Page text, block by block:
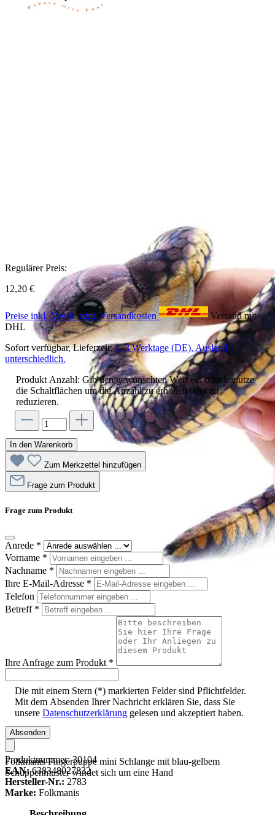
Folkmanis Fingerpuppe mini Schlange mit blau-gelbem
Schuppenmuster windet sich um eine Hand
Regulärer Preis:
12,20 €
Preise inkl. MwSt. zzgl. Versandkosten
Versand mit
DHL
Sofort verfügbar, Lieferzeit:1–3 Werktage (DE), Ausland
unterschiedlich.
Produkt Anzahl: Gib den gewünschten Wert ein oder benutze
die Schaltflächen um die Anzahl zu erhöhen oder zu
reduzieren.
In den Warenkorb
Zum Merkzettel hinzufügen
Frage zum Produkt
Frage zum Produkt
Anrede *
Vorname *
Nachname *
Ihre E-Mail-Adresse *
Telefon
Betreff *
Ihre Anfrage zum Produkt *
Die mit einem Stern (*) markierten Felder sind Pflichtfelder.
Mit dem Absenden Ihrer Nachricht erklären Sie, dass Sie
unsere Datenschutzerklärung gelesen und akzeptiert haben.
Absenden
Produktnummer:30104
EAN: 638348027832
Hersteller-Nr.: 2783
Marke: Folkmanis